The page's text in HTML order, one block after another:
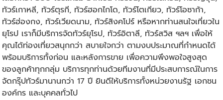
ทัวร์เกาหลี, ทัวร์ตุรกี, ทัวร์ฮอกไกโด, ทัวร์โตเกียว, ทัวร์โอซาก้า,
ทัวร์ฮ่องกง, ทัวร์เวียดนาม, ทัวร์สิงคโปร์ หรือหากท่านสนใจเที่ยวใน
ยุโรป เราก็มีบริการจัดทัวร์ยุโรป, ทัวร์อิตาลี, ทัวร์สวิส ฯลฯ เพื่อให้
คุณได้ท่องเที่ยวสนุกกว่า สบายใจกว่า ตามงบประมาณที่กำหนดได้
พร้อมบริการทั้งก่อน และหลังการขาย เพื่อความพึงพอใจสูงสุด
ของลูกค้าทุกกลุ่ม บริการทุกท่านด้วยทีมงานที่มีประสบการณ์ในการ
จัดกรุ๊ปทัวร์มานานกว่า 17 ปี ยินดีให้บริการทั้งหน่วยงานรัฐ เอกชน
องค์กร และบุคคลทั่วไป